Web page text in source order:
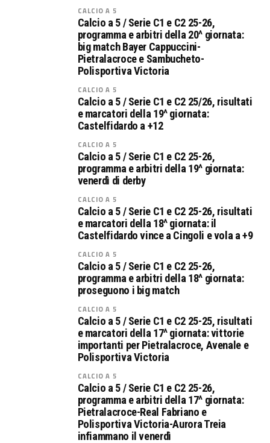
CALCIO A 5
Calcio a 5 / Serie C1 e C2 25-26,
programma e arbitri della 20^ giornata:
big match Bayer Cappuccini-
Pietralacroce e Sambucheto-
Polisportiva Victoria
CALCIO A 5
Calcio a 5 / Serie C1 e C2 25/26, risultati
e marcatori della 19^ giornata:
Castelfidardo a +12
CALCIO A 5
Calcio a 5 / Serie C1 e C2 25-26,
programma e arbitri della 19^ giornata:
venerdì di derby
CALCIO A 5
Calcio a 5 / Serie C1 e C2 25-26, risultati
e marcatori della 18^ giornata: il
Castelfidardo vince a Cingoli e vola a +9
CALCIO A 5
Calcio a 5 / Serie C1 e C2 25-26,
programma e arbitri della 18^ giornata:
proseguono i big match
CALCIO A 5
Calcio a 5 / Serie C1 e C2 25-25, risultati
e marcatori della 17^ giornata: vittorie
importanti per Pietralacroce, Avenale e
Polisportiva Victoria
CALCIO A 5
Calcio a 5 / Serie C1 e C2 25-26,
programma e arbitri della 17^ giornata:
Pietralacroce-Real Fabriano e
Polisportiva Victoria-Aurora Treia
infiammano il venerdì